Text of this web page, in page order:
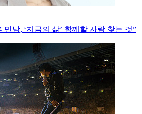
만남, ‘지금의 삶’ 함께할 사람 찾는 것”